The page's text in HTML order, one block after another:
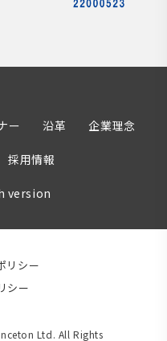
ー 沿革 企業理念
採用情報
version
リシー
シー
Ltd. All Rights